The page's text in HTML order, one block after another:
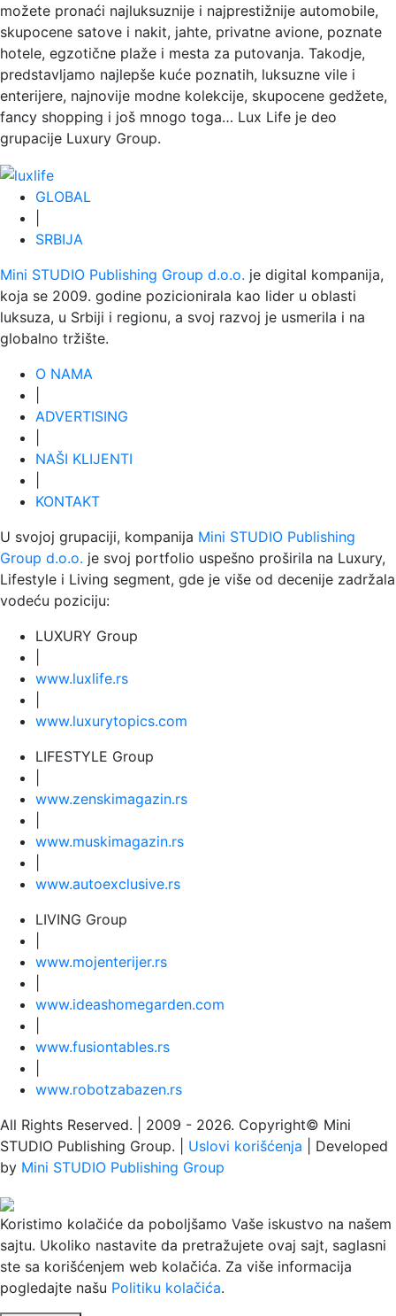
možete pronaći najluksuznije i najprestižnije automobile,
skupocene satove i nakit, jahte, privatne avione, poznate
hotele, egzotične plaže i mesta za putovanja. Takodje,
predstavljamo najlepše kuće poznatih, luksuzne vile i
enterijere, najnovije modne kolekcije, skupocene gedžete,
fancy shopping i još mnogo toga… Lux Life je deo
grupacije Luxury Group.
GLOBAL
SRBIJA
Mini STUDIO Publishing Group d.o.o. je digital kompanija,
koja se 2009. godine pozicionirala kao lider u oblasti
luksuza, u Srbiji i regionu, a svoj razvoj je usmerila i na
globalno tržište.
O NAMA
ADVERTISING
NAŠI KLIJENTI
KONTAKT
U svojoj grupaciji, kompanija Mini STUDIO Publishing
Group d.o.o. je svoj portfolio uspešno proširila na Luxury,
Lifestyle i Living segment, gde je više od decenije zadržala
vodeću poziciju:
LUXURY Group
www.luxlife.rs
www.luxurytopics.com
LIFESTYLE Group
www.zenskimagazin.rs
www.muskimagazin.rs
www.autoexclusive.rs
LIVING Group
www.mojenterijer.rs
www.ideashomegarden.com
www.fusiontables.rs
www.robotzabazen.rs
All Rights Reserved. | 2009 - 2026. Copyright© Mini
STUDIO Publishing Group. | Uslovi korišćenja | Developed
by Mini STUDIO Publishing Group
Koristimo kolačiće da poboljšamo Vaše iskustvo na našem
sajtu. Ukoliko nastavite da pretražujete ovaj sajt, saglasni
ste sa korišćenjem web kolačića. Za više informacija
pogledajte našu Politiku kolačića.